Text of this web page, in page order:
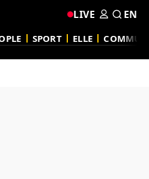
SPORT ELLE
LIVE EN